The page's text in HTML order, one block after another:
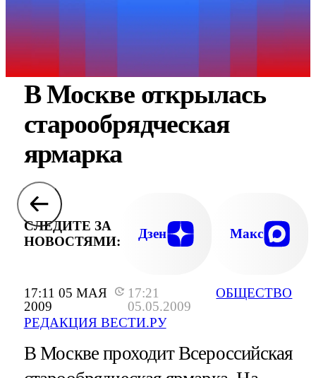
17:11 05 МАЯ
2009
17:21
05.05.2009
РЕДАКЦИЯ ВЕСТИ.РУ
ОБЩЕСТВО
В Москве открылась
старообрядческая
ярмарка
СЛЕДИТЕ ЗА
НОВОСТЯМИ:
Дзен Макс
В Москве проходит Всероссийская